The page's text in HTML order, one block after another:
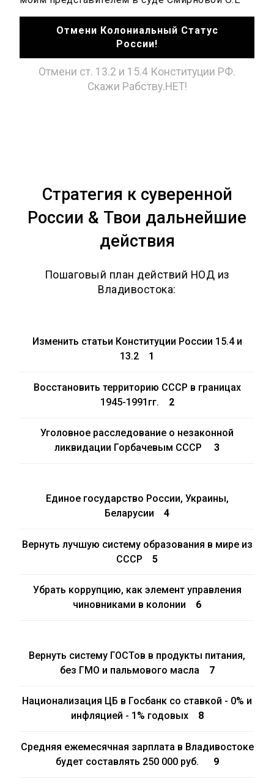
Отмени Колониальный Статус
России!
Отмени ст. 13.2 и 15.4 Конституции РФ.
Скажи Рабству.НЕТ!
Стратегия к суверенной
России & Твои дальнейшие
действия
Пошаговый план действий НОД из
Владивостока:
Изменить статьи Конституции России 15.4 и
13.2
1
Восстановить территорию СССР в границах
1945-1991гг.
2
Уголовное расследование о незаконной
ликвидации Горбачевым СССР
3
Единое государство России, Украины,
Беларусии
4
Вернуть лучшую систему образования в мире из
СССР
5
Убрать коррупцию, как элемент управления
чиновниками в колонии
6
Вернуть систему ГОСТов в продукты питания,
без ГМО и пальмового масла
7
Национализация ЦБ в Госбанк со ставкой - 0% и
инфляцией - 1% годовых
8
Средняя ежемесячная зарплата в Владивостоке
будет составлять 250 000 руб.
9